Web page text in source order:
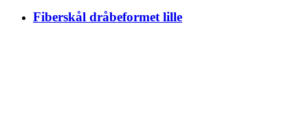
Fiberskål dråbeformet lille